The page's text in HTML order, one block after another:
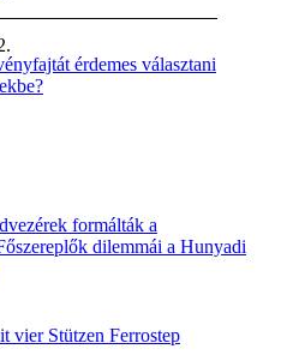
érdemes választani
formálták a
dilemmái a Hunyadi
vier Stützen Ferrostep